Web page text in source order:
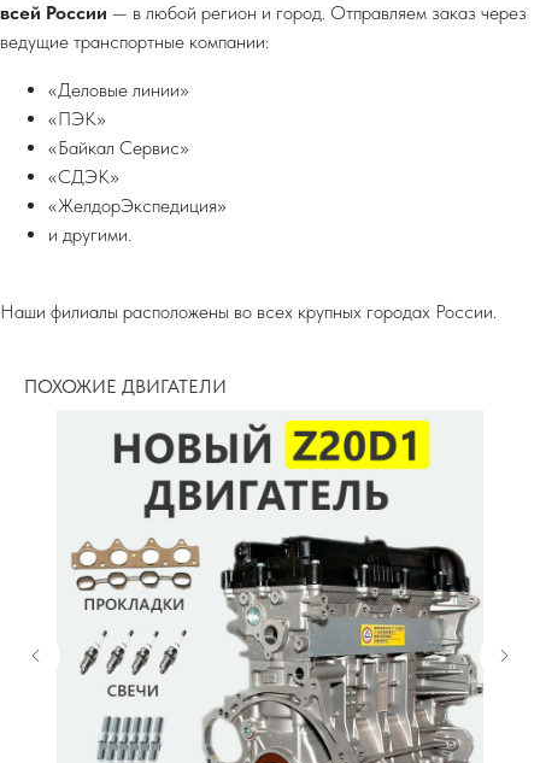
всей России — в любой регион и город. Отправляем заказ через
ведущие транспортные компании:
«Деловые линии»
«ПЭК»
«Байкал Сервис»
«СДЭК»
«ЖелдорЭкспедиция»
и другими.
Наши филиалы расположены во всех крупных городах России.
ПОХОЖИЕ ДВИГАТЕЛИ